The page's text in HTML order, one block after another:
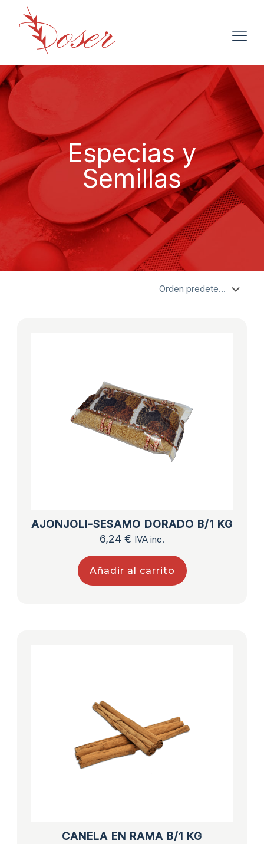
Especias y
Semillas
AJONJOLI-SESAMO DORADO B/1 KG
6,24 € IVA inc.
Añadir al carrito
CANELA EN RAMA B/1 KG